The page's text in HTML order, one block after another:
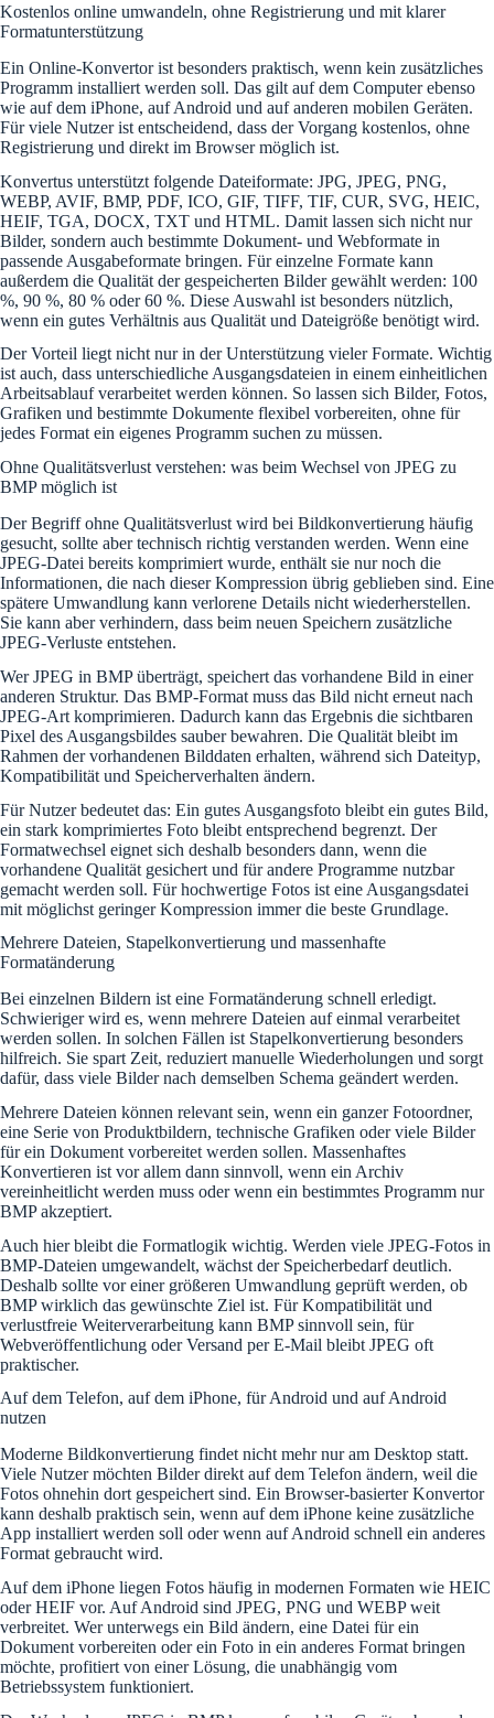
Kostenlos online umwandeln, ohne Registrierung und mit klarer
Formatunterstützung
Ein Online-Konvertor ist besonders praktisch, wenn kein zusätzliches
Programm installiert werden soll. Das gilt auf dem Computer ebenso
wie auf dem iPhone, auf Android und auf anderen mobilen Geräten.
Für viele Nutzer ist entscheidend, dass der Vorgang kostenlos, ohne
Registrierung und direkt im Browser möglich ist.
Konvertus unterstützt folgende Dateiformate: JPG, JPEG, PNG,
WEBP, AVIF, BMP, PDF, ICO, GIF, TIFF, TIF, CUR, SVG, HEIC,
HEIF, TGA, DOCX, TXT und HTML. Damit lassen sich nicht nur
Bilder, sondern auch bestimmte Dokument- und Webformate in
passende Ausgabeformate bringen. Für einzelne Formate kann
außerdem die Qualität der gespeicherten Bilder gewählt werden: 100
%, 90 %, 80 % oder 60 %. Diese Auswahl ist besonders nützlich,
wenn ein gutes Verhältnis aus Qualität und Dateigröße benötigt wird.
Der Vorteil liegt nicht nur in der Unterstützung vieler Formate. Wichtig
ist auch, dass unterschiedliche Ausgangsdateien in einem einheitlichen
Arbeitsablauf verarbeitet werden können. So lassen sich Bilder, Fotos,
Grafiken und bestimmte Dokumente flexibel vorbereiten, ohne für
jedes Format ein eigenes Programm suchen zu müssen.
Ohne Qualitätsverlust verstehen: was beim Wechsel von JPEG zu
BMP möglich ist
Der Begriff ohne Qualitätsverlust wird bei Bildkonvertierung häufig
gesucht, sollte aber technisch richtig verstanden werden. Wenn eine
JPEG-Datei bereits komprimiert wurde, enthält sie nur noch die
Informationen, die nach dieser Kompression übrig geblieben sind. Eine
spätere Umwandlung kann verlorene Details nicht wiederherstellen.
Sie kann aber verhindern, dass beim neuen Speichern zusätzliche
JPEG-Verluste entstehen.
Wer JPEG in BMP überträgt, speichert das vorhandene Bild in einer
anderen Struktur. Das BMP-Format muss das Bild nicht erneut nach
JPEG-Art komprimieren. Dadurch kann das Ergebnis die sichtbaren
Pixel des Ausgangsbildes sauber bewahren. Die Qualität bleibt im
Rahmen der vorhandenen Bilddaten erhalten, während sich Dateityp,
Kompatibilität und Speicherverhalten ändern.
Für Nutzer bedeutet das: Ein gutes Ausgangsfoto bleibt ein gutes Bild,
ein stark komprimiertes Foto bleibt entsprechend begrenzt. Der
Formatwechsel eignet sich deshalb besonders dann, wenn die
vorhandene Qualität gesichert und für andere Programme nutzbar
gemacht werden soll. Für hochwertige Fotos ist eine Ausgangsdatei
mit möglichst geringer Kompression immer die beste Grundlage.
Mehrere Dateien, Stapelkonvertierung und massenhafte
Formatänderung
Bei einzelnen Bildern ist eine Formatänderung schnell erledigt.
Schwieriger wird es, wenn mehrere Dateien auf einmal verarbeitet
werden sollen. In solchen Fällen ist Stapelkonvertierung besonders
hilfreich. Sie spart Zeit, reduziert manuelle Wiederholungen und sorgt
dafür, dass viele Bilder nach demselben Schema geändert werden.
Mehrere Dateien können relevant sein, wenn ein ganzer Fotoordner,
eine Serie von Produktbildern, technische Grafiken oder viele Bilder
für ein Dokument vorbereitet werden sollen. Massenhaftes
Konvertieren ist vor allem dann sinnvoll, wenn ein Archiv
vereinheitlicht werden muss oder wenn ein bestimmtes Programm nur
BMP akzeptiert.
Auch hier bleibt die Formatlogik wichtig. Werden viele JPEG-Fotos in
BMP-Dateien umgewandelt, wächst der Speicherbedarf deutlich.
Deshalb sollte vor einer größeren Umwandlung geprüft werden, ob
BMP wirklich das gewünschte Ziel ist. Für Kompatibilität und
verlustfreie Weiterverarbeitung kann BMP sinnvoll sein, für
Webveröffentlichung oder Versand per E-Mail bleibt JPEG oft
praktischer.
Auf dem Telefon, auf dem iPhone, für Android und auf Android
nutzen
Moderne Bildkonvertierung findet nicht mehr nur am Desktop statt.
Viele Nutzer möchten Bilder direkt auf dem Telefon ändern, weil die
Fotos ohnehin dort gespeichert sind. Ein Browser-basierter Konvertor
kann deshalb praktisch sein, wenn auf dem iPhone keine zusätzliche
App installiert werden soll oder wenn auf Android schnell ein anderes
Format gebraucht wird.
Auf dem iPhone liegen Fotos häufig in modernen Formaten wie HEIC
oder HEIF vor. Auf Android sind JPEG, PNG und WEBP weit
verbreitet. Wer unterwegs ein Bild ändern, eine Datei für ein
Dokument vorbereiten oder ein Foto in ein anderes Format bringen
möchte, profitiert von einer Lösung, die unabhängig vom
Betriebssystem funktioniert.